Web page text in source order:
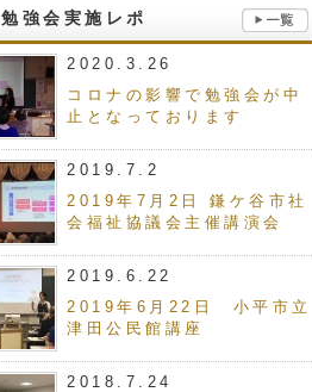
勉強会実施レポ
2020.3.26
コロナの影響で勉強会が中
止となっております
2019.7.2
2019年7月2日 鎌ケ谷市社
会福祉協議会主催講演会
2019.6.22
2019年6月22日 小平市立
津田公民館講座
2018.7.24